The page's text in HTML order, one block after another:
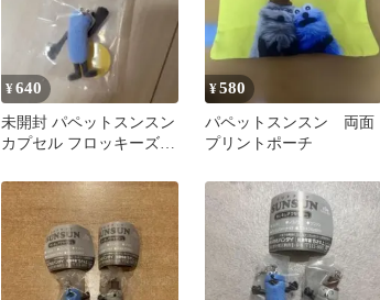
¥640
未開封 パペットスンスン
カプセル フロッキーズ
¥580
パペットスンスン 両面
プリントポーチ